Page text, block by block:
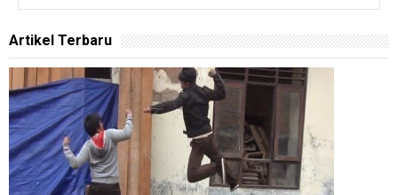
Artikel Terbaru